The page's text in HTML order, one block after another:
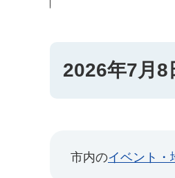
2026年7月8
市内のイベント・